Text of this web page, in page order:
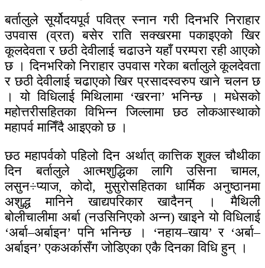
बर्तालुले सूर्योदयपूर्व पवित्र स्नान गरी दिनभरि निराहार
उपवास (व्रत) बसेर राति सक्खरमा पकाइएको खिर
कूलदेवता र छठी देवीलाई चढाउने यहाँ परम्परा रही आएको
छ । दिनभरिको निराहार उपवास गरेका बर्तालुले कूलदेवता
र छठी देवीलाई चढाएको खिर प्रसादस्वरुप खाने चलन छ
। यो विधिलाई मिथिलामा ‘खरना’ भनिन्छ । मधेसको
महोत्तरीसहितका विभिन्न जिल्लामा छठ लोकआस्थाको
महापर्व मानिँदै आइएको छ ।
छठ महापर्वको पहिलो दिन अर्थात् कात्तिक शुक्ल चौथीका
दिन बर्तालुले आत्मशुद्धिका लागि उसिना चामल,
लसुन÷प्याज, कोदो, मुसुरोसहितका धार्मिक अनुष्ठानमा
अशुद्ध मानिने खाद्यपरिकार खादैनन् । मैथिली
बोलीचालीमा अर्बा (नउसिनिएको अन्न) खाइने यो विधिलाई
‘अर्बा–अर्बाइन’ पनि भनिन्छ । ‘नहाय–खाय’ र ‘अर्बा–
अर्बाइन’ एकअर्कासँग जोडिएका एकै दिनका विधि हुन् ।